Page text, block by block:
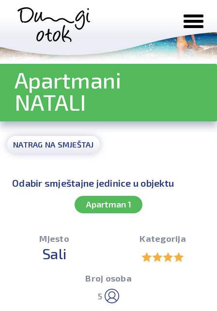
Preskoči na sadržaj
Apartmani
NATALI
NATRAG NA SMJEŠTAJ
Odabir smještajne jedinice u objektu
Apartman 1
Mjesto
Sali
Kategorija
Broj osoba
5